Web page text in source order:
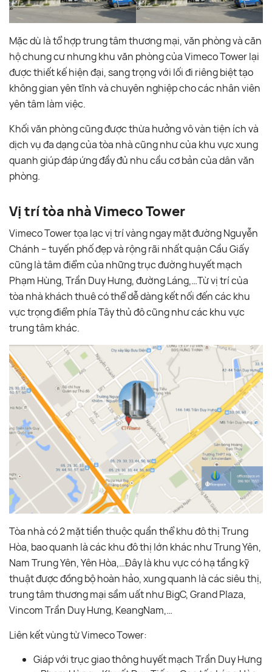
Mặc dù là tổ hợp trung tâm thương mại, văn phòng và căn
hộ chung cư nhưng khu văn phòng của Vimeco Tower lại
được thiết kế hiện đại, sang trọng với lối đi riêng biệt tạo
không gian yên tĩnh và chuyên nghiệp cho các nhân viên
yên tâm làm việc.
Khối văn phòng cũng được thừa hưởng vô vàn tiện ích và
dịch vụ đa dạng của tòa nhà cũng như của khu vực xung
quanh giúp đáp ứng đầy đủ nhu cầu cơ bản của dân văn
phòng.
Vị trí tòa nhà Vimeco Tower
Vimeco Tower tọa lạc vị trí vàng ngay mặt đường Nguyễn
Chánh – tuyến phố đẹp và rộng rãi nhất quận Cầu Giấy
cũng là tâm điểm của những trục đường huyết mạch
Phạm Hùng, Trần Duy Hưng, đường Láng,…Từ vị trí của
tòa nhà khách thuê có thể dễ dàng kết nối đến các khu
vực trọng điểm phía Tây thủ đô cũng như các khu vực
trung tâm khác.
Tòa nhà có 2 mặt tiền thuộc quần thể khu đô thị Trung
Hòa, bao quanh là các khu đô thị lớn khác như Trung Yên,
Nam Trung Yên, Yên Hòa,…Đây là khu vực có hạ tầng kỹ
thuật được đồng bộ hoàn hảo, xung quanh là các siêu thị,
trung tâm thương mại sầm uất như BigC, Grand Plaza,
Vincom Trần Duy Hưng, KeangNam,…
Liên kết vùng từ Vimeco Tower:
Giáp với trục giao thông huyết mạch Trần Duy Hưng